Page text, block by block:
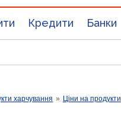
Кредити Банки
харчування » Ціни на продукти